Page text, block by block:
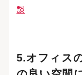
談
オフィス